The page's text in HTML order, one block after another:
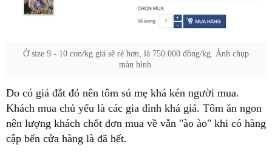
Ở size 9 - 10 con/kg giá sẽ rẻ hơn, là 750.000 đồng/kg. Ảnh chụp
màn hình.
Do có giá đắt đỏ nên tôm sú mẹ khá kén người mua.
Khách mua chủ yếu là các gia đình khá giả. Tôm ăn ngon
nên lượng khách chốt đơn mua về vẫn "ào ào" khi có hàng
cập bến cửa hàng là đã hết.